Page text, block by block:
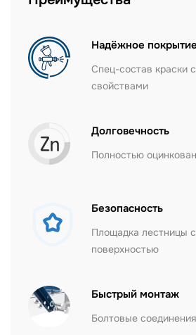
Надёжное покрытие
Спец-состав краски
свойствами
Долговечность
Полностью
Безопасность
Площадка лестницы
поверхностью
Быстрый монтаж
Болтовые